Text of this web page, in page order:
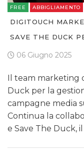
FREE ABBIGLIAMENTO
DIGITOUCH
SAVE THE DUCK
06 Giugno 2025
Il team marketing
Duck per la
campagne media
Continua la
e Save The Duck,